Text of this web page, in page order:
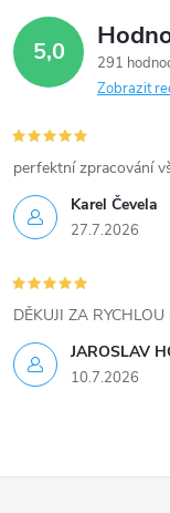
v
k
v
ý
p
i
s
u
5,0
291
Zobrazit
Karel Čevela
27.7.2026
perfektní zpracování
JAROSLAV
10.7.2026
DĚKUJI ZA